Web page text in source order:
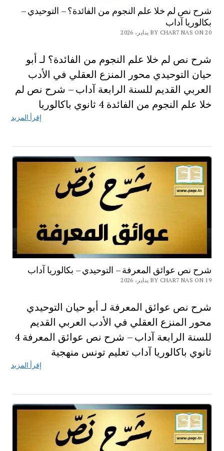
شرح نص لم خلا علم النجوم من الفائدة؟ – التوحيدي –
بكالوريا آداب
BY CHAR7 NAS ON 20 يناير، 2026
شرح نص لم خلا علم النجوم من الفائدة؟ لـ أبو
حيان التوحيدي محور المنزع العقلي في الأدب
العربي القديم للسنة الرابعة آداب – شرح نص لم
خلا علم النجوم من الفائدة 4 ثانوي باكالوريا
إقرأ المزيد
شرح نص عوائق المعرفة – التوحيدي – بكالوريا آداب
BY CHAR7 NAS ON 19 يناير، 2026
شرح نص عوائق المعرفة لـ أبو حيان التوحيدي
محور المنزع العقلي في الأدب العربي القديم
للسنة الرابعة آداب – شرح نص عوائق المعرفة 4
ثانوي باكالوريا آداب تعليم تونس منهجية
إقرأ المزيد